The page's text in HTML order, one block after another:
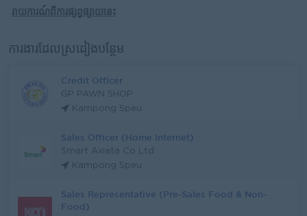
រាយការណ៍ពីការផ្សព្វផ្សាយនេះ
ការងារដែលស្រដៀងបន្ថែម
Credit Officer
GP PAWN SHOP
Kampong Speu
Sales Officer (Home Internet)
Smart Axiata Co Ltd
Kampong Speu
Sales Representative (Pre-Sales Food & Non-
Food)